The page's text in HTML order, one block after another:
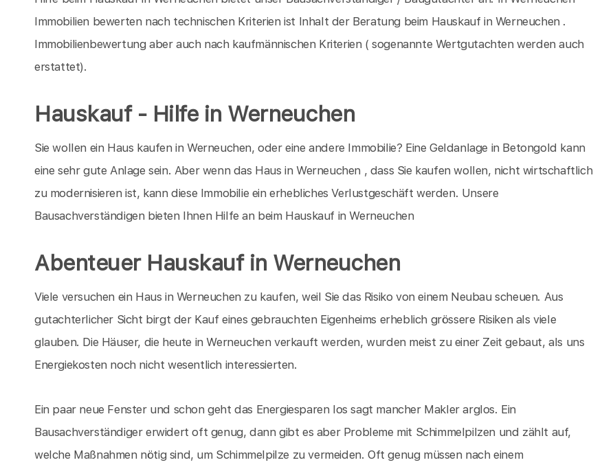
Immobilien bewerten nach technischen Kriterien ist Inhalt der Beratung beim Hauskauf in Werneuchen .
Immobilienbewertung aber auch nach kaufmännischen Kriterien ( sogenannte Wertgutachten werden auch
erstattet).
Hauskauf - Hilfe in Werneuchen
Sie wollen ein Haus kaufen in Werneuchen, oder eine andere Immobilie? Eine Geldanlage in Betongold kann
eine sehr gute Anlage sein. Aber wenn das Haus in Werneuchen , dass Sie kaufen wollen, nicht wirtschaftlich
zu modernisieren ist, kann diese Immobilie ein erhebliches Verlustgeschäft werden. Unsere
Bausachverständigen bieten Ihnen Hilfe an beim Hauskauf in Werneuchen
Abenteuer Hauskauf in Werneuchen
Viele versuchen ein Haus in Werneuchen zu kaufen, weil Sie das Risiko von einem Neubau scheuen. Aus
gutachterlicher Sicht birgt der Kauf eines gebrauchten Eigenheims erheblich grössere Risiken als viele
glauben. Die Häuser, die heute in Werneuchen verkauft werden, wurden meist zu einer Zeit gebaut, als uns
Energiekosten noch nicht wesentlich interessierten.
Ein paar neue Fenster und schon geht das Energiesparen los sagt mancher Makler arglos. Ein
Bausachverständiger erwidert oft genug, dann gibt es aber Probleme mit Schimmelpilzen und zählt auf,
welche Maßnahmen nötig sind, um Schimmelpilze zu vermeiden. Oft genug müssen nach einem